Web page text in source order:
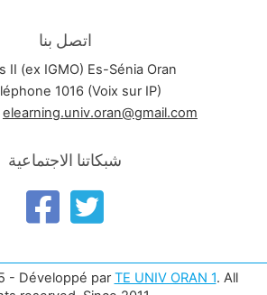
اتصل بنا
II (ex IGMO) Es-Sénia Oran
1016 (Voix sur IP)
elearning.univ.oran@gmail.com
شبكاتنا الاجتماعية
- Développé par TE UNIV ORAN 1. All